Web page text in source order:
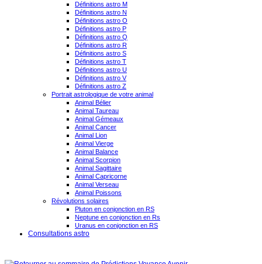
Définitions astro M
Définitions astro N
Définitions astro O
Définitions astro P
Définitions astro Q
Définitions astro R
Définitions astro S
Définitions astro T
Définitions astro U
Définitions astro V
Définitions astro Z
Portrait astrologique de votre animal
Animal Bélier
Animal Taureau
Animal Gémeaux
Animal Cancer
Animal Lion
Animal Vierge
Animal Balance
Animal Scorpion
Animal Sagittaire
Animal Capricorne
Animal Verseau
Animal Poissons
Révolutions solaires
Pluton en conjonction en RS
Neptune en conjonction en Rs
Uranus en conjonction en RS
Consultations astro